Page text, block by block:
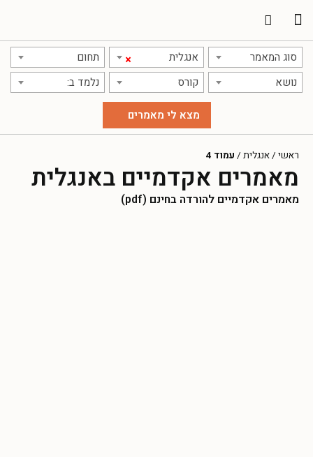
סוג המאמר × אנגלית
תחום
נושא
קורס נלמד ב:
ראשי /אנגלית / עמוד 4
מאמרים אקדמיים באנגלית
מאמרים אקדמיים להורדה בחינם (pdf)